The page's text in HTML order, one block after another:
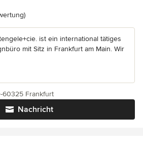
5 von 5 Sternen
ist ein international tätiges
mit Sitz in Frankfurt am Main. Wir
Nachricht
60325 Frankfurt